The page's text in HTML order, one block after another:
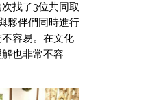
找了3位共同取
夥伴們同時進行
容易。在文化
也非常不容